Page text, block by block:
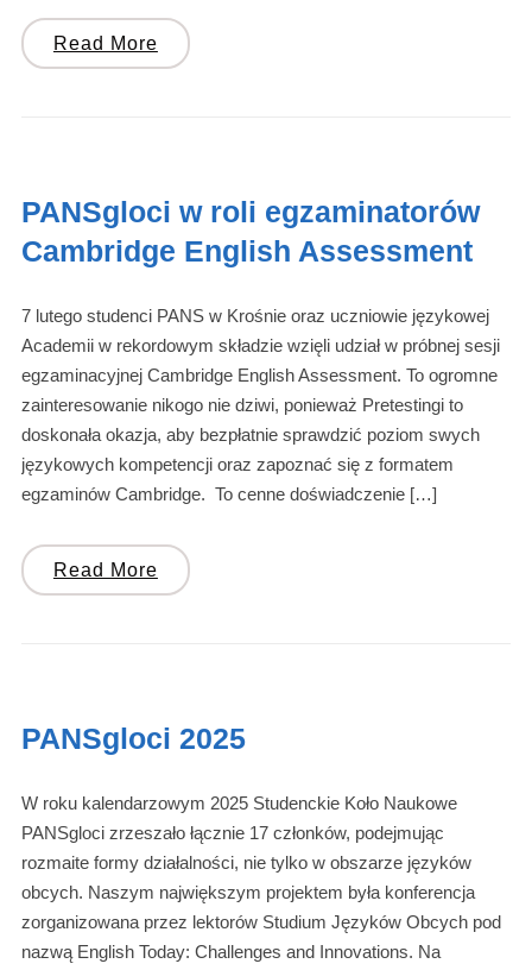
Read More
PANSgloci w roli egzaminatorów
Cambridge English Assessment
7 lutego studenci PANS w Krośnie oraz uczniowie językowej
Academii w rekordowym składzie wzięli udział w próbnej sesji
egzaminacyjnej Cambridge English Assessment. To ogromne
zainteresowanie nikogo nie dziwi, ponieważ Pretestingi to
doskonała okazja, aby bezpłatnie sprawdzić poziom swych
językowych kompetencji oraz zapoznać się z formatem
egzaminów Cambridge. To cenne doświadczenie […]
Read More
PANSgloci 2025
W roku kalendarzowym 2025 Studenckie Koło Naukowe
PANSgloci zrzeszało łącznie 17 członków, podejmując
rozmaite formy działalności, nie tylko w obszarze języków
obcych. Naszym największym projektem była konferencja
zorganizowana przez lektorów Studium Języków Obcych pod
nazwą English Today: Challenges and Innovations. Na